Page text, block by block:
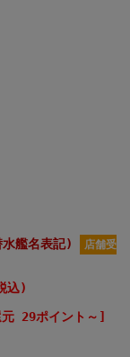
艦名表記)
店舗受
込)
29ポイント～]